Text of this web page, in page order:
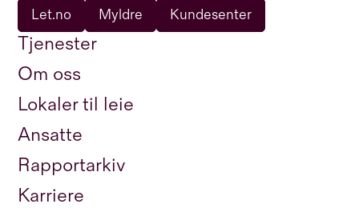
Tjenester
Om oss
Lokaler til leie
Ansatte
Rapportarkiv
Karriere
Let.no Myldre Kundesenter